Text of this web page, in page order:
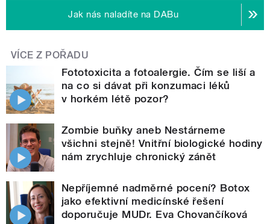
Jak nás naladíte na DABu
VÍCE Z POŘADU
Fototoxicita a fotoalergie. Čím se liší a
na co si dávat při konzumaci léků
v horkém létě pozor?
Zombie buňky aneb Nestárneme
všichni stejně! Vnitřní biologické hodiny
nám zrychluje chronický zánět
Nepříjemné nadměrné pocení? Botox
jako efektivní medicínské řešení
doporučuje MUDr. Eva Chovančíková